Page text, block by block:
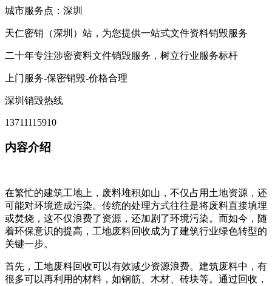
城市服务点：深圳
天仁密销（深圳）站，为您提供一站式文件资料销毁服务
二十年专注涉密资料文件销毁服务，树立行业服务标杆
上门服务-保密销毁-价格合理
深圳销毁热线
13711115910
内容介绍
在繁忙的建筑工地上，废料堆积如山，不仅占用土地资源，还
可能对环境造成污染。传统的处理方式往往是将废料直接填埋
或焚烧，这不仅浪费了资源，还加剧了环境污染。而如今，随
着环保意识的提高，工地废料回收成为了建筑行业绿色转型的
关键一步。
首先，工地废料回收可以有效减少资源浪费。建筑废料中，有
很多可以再利用的材料，如钢筋、木材、砖块等。通过回收，